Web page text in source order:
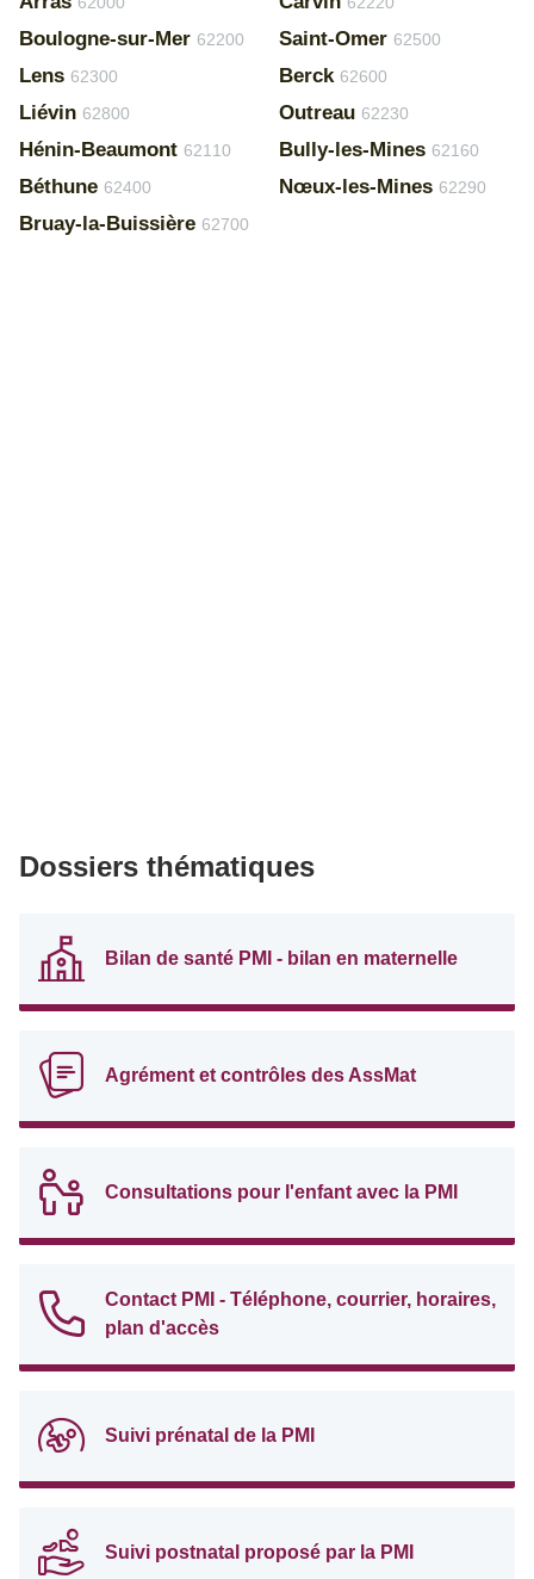
Boulogne-sur-Mer 62200
Lens 62300
Liévin 62800
Hénin-Beaumont 62110
Béthune 62400
Bruay-la-Buissière 62700
Saint-Omer 62500
Berck 62600
Outreau 62230
Bully-les-Mines 62160
Nœux-les-Mines 62290
Dossiers thématiques
Bilan de santé PMI - bilan en maternelle
Agrément et contrôles des AssMat
Consultations pour l'enfant avec la PMI
Contact PMI - Téléphone, courrier, horaires,
plan d'accès
Suivi prénatal de la PMI
Suivi postnatal proposé par la PMI